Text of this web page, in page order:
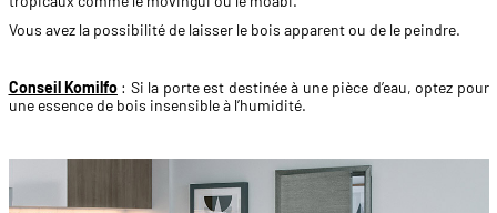
Vous avez la possibilité de laisser le bois apparent ou de le peindre.
Conseil Komilfo: Si la porte est destinée à une pièce d’eau, optez pour
une essence de bois insensible à l’humidité.